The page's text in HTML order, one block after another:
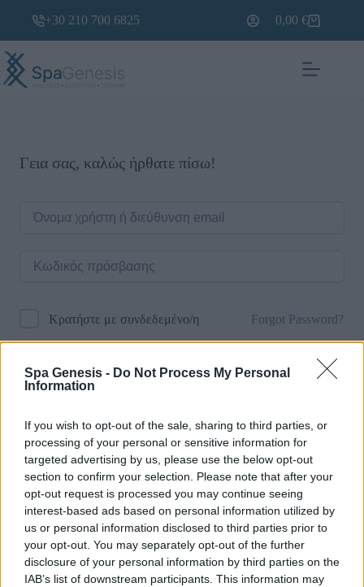
Spa Genesis - Do Not Process My Personal
Information
If you wish to opt-out of the sale, sharing to third parties, or
processing of your personal or sensitive information for
targeted advertising by us, please use the below opt-out
section to confirm your selection. Please note that after your
opt-out request is processed you may continue seeing
interest-based ads based on personal information utilized by
us or personal information disclosed to third parties prior to
your opt-out. You may separately opt-out of the further
disclosure of your personal information by third parties on the
IAB’s list of downstream participants. This information may
+30 210 700 6825 0,00€
Γεια σας, καλώς ήρθατε πίσω!
Κρατήστε με συνδεδεμένο/η Forgot Password?
Σύνδεση
Δεν έχετε λογαριασμό;Εγγραφείτε Τώρα
+30 210 700 6825
+30 694 9855145